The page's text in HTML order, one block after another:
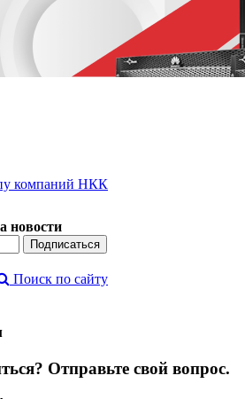
компаний НКК
новости
Поиск по сайту
Отправьте свой вопрос.